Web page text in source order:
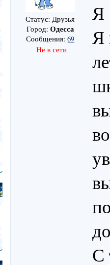
Статус: Друзья
Город: Одесса
Сообщения:69
Не в сети
Я
Я
С